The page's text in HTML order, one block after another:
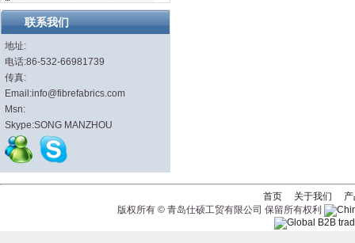
联系我们
地址:
电话:86-532-66981739
传真:
Email:info@fibrefabrics.com
Msn:
Skype:SONG MANZHOU
首页 关于我们
版权所有 © 青岛仕硕工贸有限公司 保留所有权利